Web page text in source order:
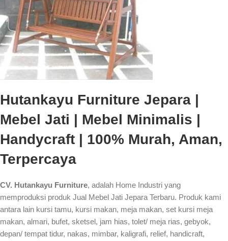
Hutankayu Furniture Jepara |
Mebel Jati | Mebel Minimalis |
Handycraft | 100% Murah, Aman,
Terpercaya
CV. Hutankayu Furniture, adalah Home Industri yang
memproduksi produk Jual Mebel Jati Jepara Terbaru. Produk kami
antara lain kursi tamu, kursi makan, meja makan, set kursi meja
makan, almari, bufet, sketsel, jam hias, tolet/ meja rias, gebyok,
depan/ tempat tidur, nakas, mimbar, kaligrafi, relief, handicraft,